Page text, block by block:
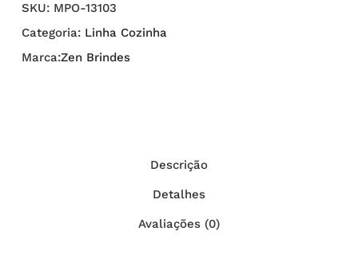
SKU: MPO-13103
Categoria: Linha Cozinha
Marca:Zen Brindes
Descrição
Detalhes
Avaliações (0)